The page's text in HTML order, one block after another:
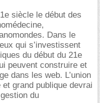
siècle le début des
Dans le
qui s’investissent
du début du 21e
peuvent construire et
dans les web. L’union
grand publique devrai
du